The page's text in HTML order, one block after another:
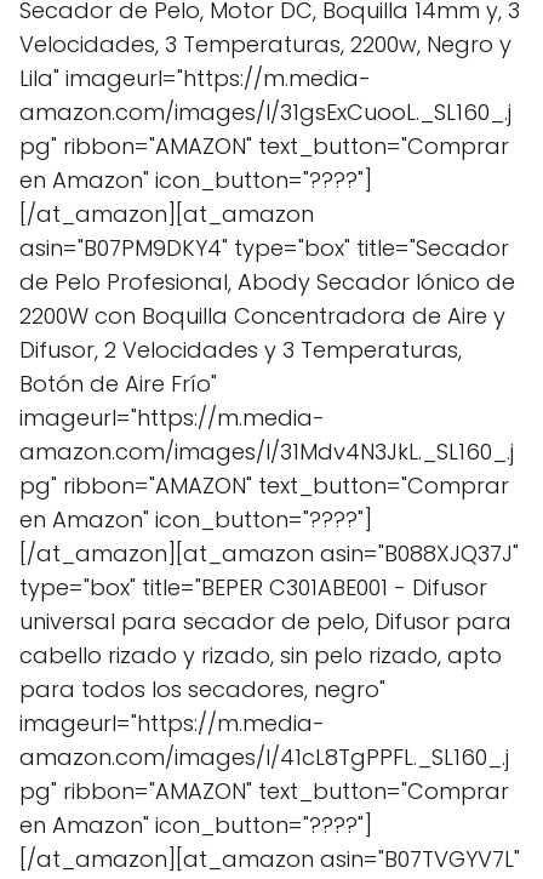
Secador de Pelo, Motor DC, Boquilla 14mm y, 3
Velocidades, 3 Temperaturas, 2200w, Negro y
Lila" imageurl="https://m.media-
amazon.com/images/I/31gsExCuooL._SL160_.j
pg" ribbon="AMAZON" text_button="Comprar
en Amazon" icon_button="????"]
[/at_amazon][at_amazon
asin="B07PM9DKY4" type="box" title="Secador
de Pelo Profesional, Abody Secador Iónico de
2200W con Boquilla Concentradora de Aire y
Difusor, 2 Velocidades y 3 Temperaturas,
Botón de Aire Frío"
imageurl="https://m.media-
amazon.com/images/I/31Mdv4N3JkL._SL160_.j
pg" ribbon="AMAZON" text_button="Comprar
en Amazon" icon_button="????"]
[/at_amazon][at_amazon asin="B088XJQ37J"
type="box" title="BEPER C301ABE001 - Difusor
universal para secador de pelo, Difusor para
cabello rizado y rizado, sin pelo rizado, apto
para todos los secadores, negro"
imageurl="https://m.media-
amazon.com/images/I/41cL8TgPPFL._SL160_.j
pg" ribbon="AMAZON" text_button="Comprar
en Amazon" icon_button="????"]
[/at_amazon][at_amazon asin="B07TVGYV7L"